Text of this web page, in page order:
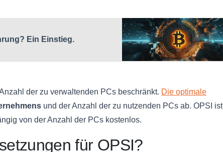
Ein Einstieg.
der zu verwaltenden PCs beschränkt. Die optimale
und der Anzahl der zu nutzenden PCs ab. OPSI ist
von der Anzahl der PCs kostenlos.
für OPSI?